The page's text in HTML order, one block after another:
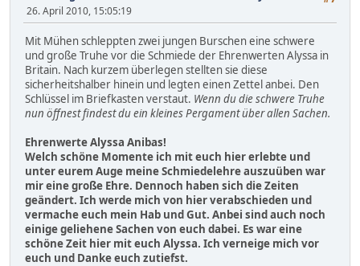
26. April 2010, 15:05:19
Mit Mühen schleppten zwei jungen Burschen eine schwere
und große Truhe vor die Schmiede der Ehrenwerten Alyssa in
Britain. Nach kurzem überlegen stellten sie diese
sicherheitshalber hinein und legten einen Zettel anbei. Den
Schlüssel im Briefkasten verstaut. Wenn du die schwere Truhe
nun öffnest findest du ein kleines Pergament über allen Sachen.
Ehrenwerte Alyssa Anibas!
Welch schöne Momente ich mit euch hier erlebte und
unter eurem Auge meine Schmiedelehre auszuüben war
mir eine große Ehre. Dennoch haben sich die Zeiten
geändert. Ich werde mich von hier verabschieden und
vermache euch mein Hab und Gut. Anbei sind auch noch
einige geliehene Sachen von euch dabei. Es war eine
schöne Zeit hier mit euch Alyssa. Ich verneige mich vor
euch und Danke euch zutiefst.